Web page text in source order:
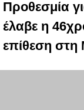
Προθεσμία
έλαβε η
επίθεση στη